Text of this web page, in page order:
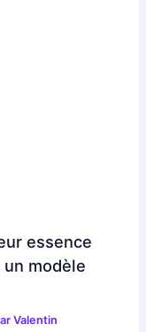
essence
un modèle
Valentin